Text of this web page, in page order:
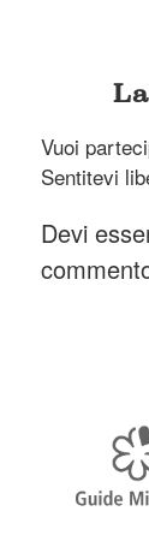
Vuoi
Sentitevi
Devi